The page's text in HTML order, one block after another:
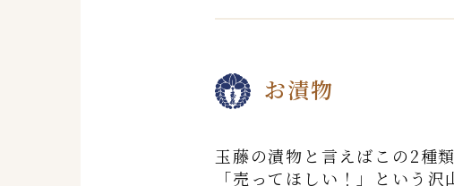
お漬物
玉藤の漬物と言えばこの2種類
「売ってほしい！」という